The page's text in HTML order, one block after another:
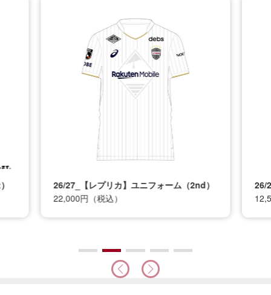
26/27_【レプリカ】ユニフォーム（2nd）
22,000円（税込）
26/